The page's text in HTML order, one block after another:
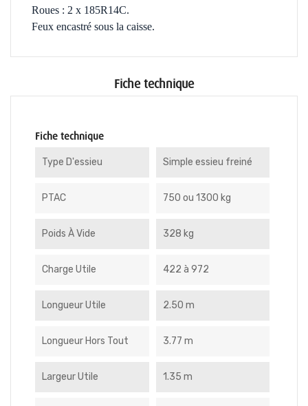
Roues : 2 x 185R14C.
Feux encastré sous la caisse.
Fiche technique
Fiche technique
Type D'essieu Simple essieu freiné
PTAC 750 ou 1300 kg
Poids À Vide 328 kg
Charge Utile 422 à 972
Longueur Utile 2.50 m
Longueur Hors Tout 3.77 m
Largeur Utile 1.35 m